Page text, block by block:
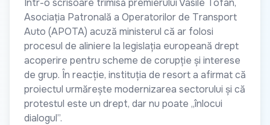
Într-o scrisoare trimisă premierului Vasile Tofan,
Asociația Patronală a Operatorilor de Transport
Auto (APOTA) acuză ministerul că ar folosi
procesul de aliniere la legislația europeană drept
acoperire pentru scheme de corupție și interese
de grup. În reacție, instituția de resort a afirmat că
proiectul urmărește modernizarea sectorului și că
protestul este un drept, dar nu poate „înlocui
dialogul”.